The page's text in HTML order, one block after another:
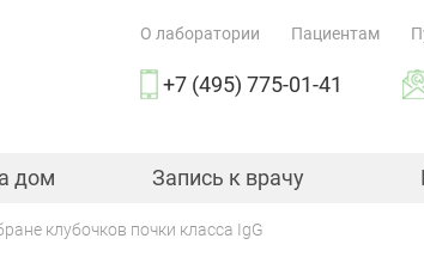
О лаборатории Пациентам
+7 (495) 775-01-41
дом Запись к врачу
клубочков почки класса IgG